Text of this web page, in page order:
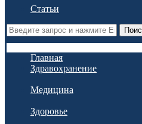
Статьи
Главная
Здравохранение
Медицина
Здоровье